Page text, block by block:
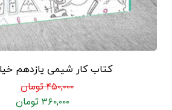
کتاب کار شیمی یازدهم
۴۵۰,۰۰۰ تومان
۳۶۰,۰۰۰ تومان